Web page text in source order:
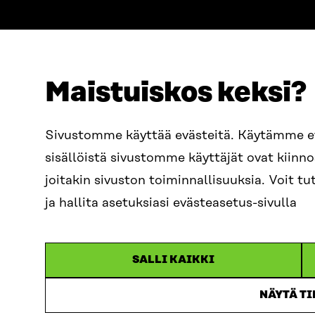
Maistuiskos keksi?
Sivustomme käyttää evästeitä. Käytämme
sisällöistä sivustomme käyttäjät ovat
joitakin sivuston toiminnallisuuksia. Voit
ja hallita asetuksiasi evästeasetus-sivulla
SALLI KAIKKI
NÄYTÄ
00181 Helsingfors
Ankomstinstruktioner
FÖRETAGS-ID
0202132-3
E-POST